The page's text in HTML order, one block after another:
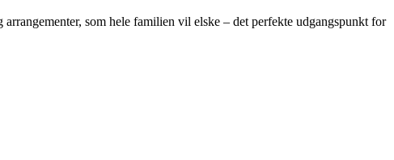
som hele familien vil elske – det perfekte udgangspunkt for